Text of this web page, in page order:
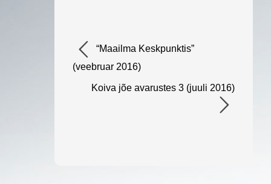
“Maailma Keskpunktis”
(veebruar 2016)
Koiva jõe avarustes 3 (juuli 2016)